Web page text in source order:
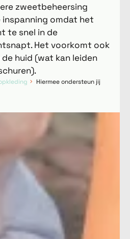
zweetbeheersing
omdat het
te snel in de
Het voorkomt ook
huid (wat kan leiden
Hiermee ondersteun jij